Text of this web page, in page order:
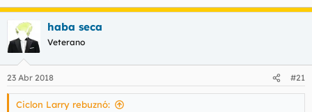
haba seca
Veterano
23 Abr 2018 #21
Ciclon Larry rebuznó: